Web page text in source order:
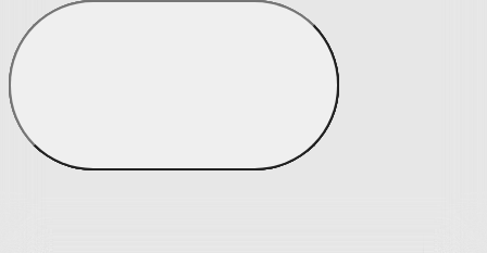
Prostěradla